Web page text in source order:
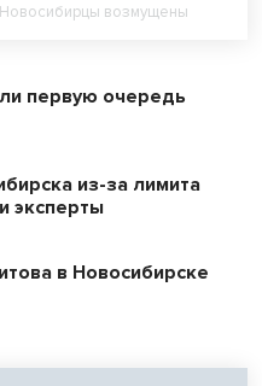
возмущены
первую очередь
из-за лимита
эксперты
в Новосибирске